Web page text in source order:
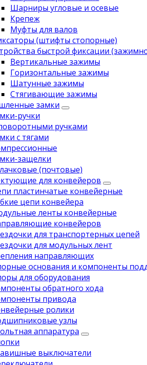
Шарниры угловые и осевые
Крепеж
Муфты для валов
(штифты стопорные)
быстрой фиксации
Вертикальные зажимы
Горизонтальные зажимы
Шатунные зажимы
Стягивающие зажимы
замки
ручки
ручками
с тягами
защелки
(почтовые)
для конвейеров
пластинчатые конвейерные
цепи конвейера
ленты конвейерные
конвейеров
для транспортерных цепей
для модульных лент
направляющих
основания и компоненты
для оборудования
обратного хода
привода
pолики
узлы
аппаратура
выключатели